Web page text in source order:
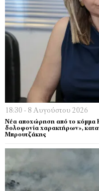
18:30 - 8 Αυγούστου 2026
Νέα αποχώρηση από το κόμμα
δολοφονία χαρακτήρων»,
Μπρουτζάκης